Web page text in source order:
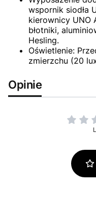
wspornik siodła
kierownicy UNO
błotniki,
Hesling.
Oświetlenie:
zmierzchu (20
Opinie